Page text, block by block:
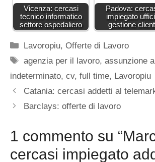
Vicenza: cercasi
tecnico informatico
settore ospedaliero
Padova:
impiegato
gestione
Categorie
Lavoropiu,Offerte di Lavoro
Tag
agenzia per il lavoro,assunzione
indeterminato, cv, full time, Lavoropiu
Catania: cercasi addetti al
Barclays: offerte di lavoro
1 commento su
cercasi impiegato